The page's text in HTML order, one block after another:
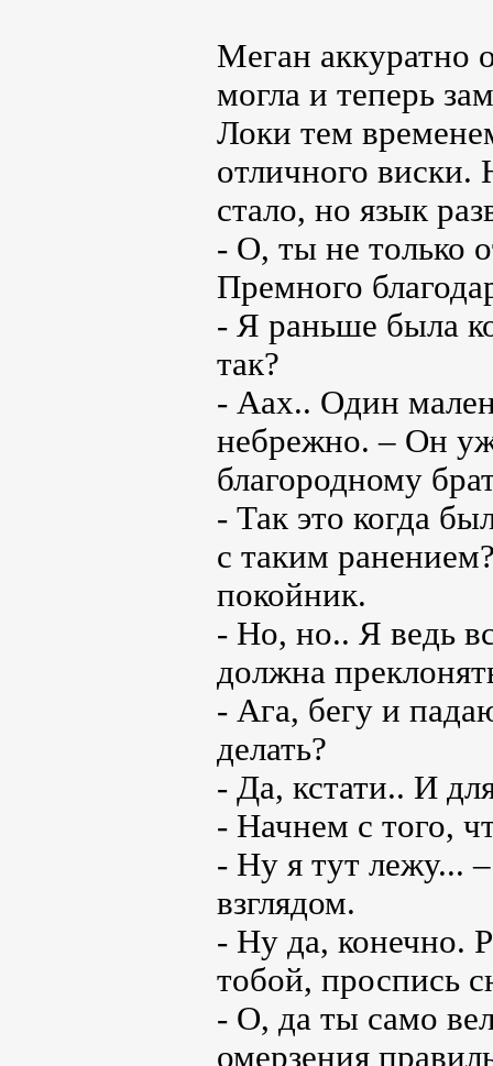
Меган аккуратно
могла и теперь
Локи тем
отличного виски.
стало, но язык
- О, ты не только
Премного
- Я раньше была
так?
- Аах.. Один
небрежно. – Он
благородному
- Так это когда
с таким
покойник.
- Но, но.. Я ведь
должна
- Ага, бегу и
делать?
- Да, кстати.. И
- Начнем с того,
- Ну я тут лежу...
взглядом.
- Ну да, конечно.
тобой, проспись
- О, да ты само
омерзения